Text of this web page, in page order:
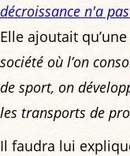
décroissance n'a
Elle ajoutait qu’une
société où l’on
de sport, on
les transports de
Il faudra lui